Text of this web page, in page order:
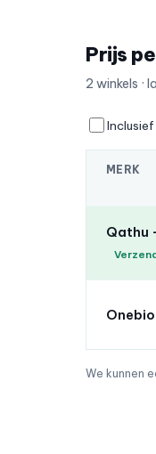
Prijs
2 winkels ·
MERK
Qathu
We kunnen